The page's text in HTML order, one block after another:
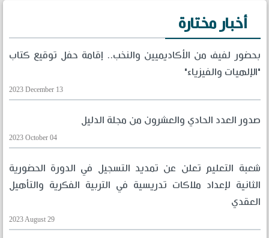
أخبار مختارة
بحضور لفيف من الأكاديميين والنخب.. إقامة حفل توقيع كتاب
"الإلهيات والفيزياء"
2023 December 13
صدور العدد الحادي والعشرون من مجلة الدليل
2023 October 04
شعبة التعليم تعلن عن تمديد التسجيل في الدورة الحضورية
الثانية لإعداد ملاكات تدريسية في التربية الفكرية والتأهيل
العقدي
2023 August 29